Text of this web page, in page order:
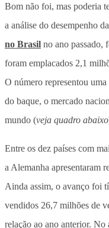
Bom não foi, mas poderia
a análise do desempenho
no Brasil no ano passado,
foram emplacados 2,1
O número representou
do baque, o mercado
mundo (veja quadro abaixo
Entre os dez países com
a Alemanha apresentaram
Ainda assim, o avanço foi
vendidos 26,7 milhões de
relação ao ano anterior. No